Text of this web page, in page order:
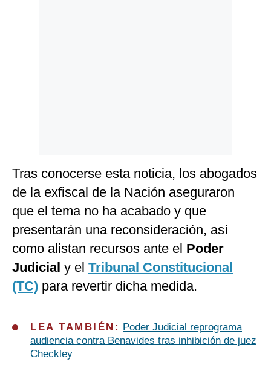
Tras conocerse esta noticia, los abogados
de la exfiscal de la Nación aseguraron
que el tema no ha acabado y que
presentarán una reconsideración, así
como alistan recursos ante el Poder
Judicial y el Tribunal Constitucional
(TC) para revertir dicha medida.
LEA TAMBIÉN:
Poder Judicial reprograma
audiencia contra Benavides tras inhibición de juez
Checkley